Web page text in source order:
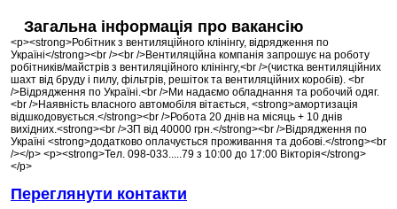
Загальна інформація про вакансію
<p><strong>Робітник з вентиляційного клінінгу, відрядження по
Україні</strong><br /><br />Вентиляційна компанія запрошує на роботу
робітників/майстрів з вентиляційного клінінгу,<br />(чистка вентиляційних
шахт від бруду і пилу, фільтрів, решіток та вентиляційних коробів). <br
/>Відрядження по Україні.<br />Ми надаємо обладнання та робочий одяг.
<br />Наявність власного автомобіля вітається, <strong>амортизація
відшкодовується.</strong><br />Робота 20 днів на місяць + 10 днів
вихідних.<strong><br />ЗП від 40000 грн.</strong><br />Відрядження по
Україні <strong>додатково оплачується проживання та добові.</strong><br
/></p> <p><strong>Тел. 098-033.....79 з 10:00 до 17:00 Вікторія</strong>
</p>
Переглянути контакти